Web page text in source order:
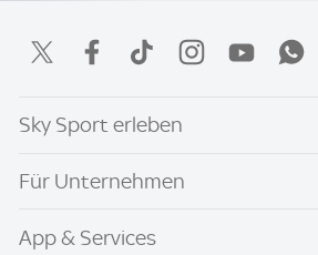
Sky Sport erleben
Für Unternehmen
App & Services